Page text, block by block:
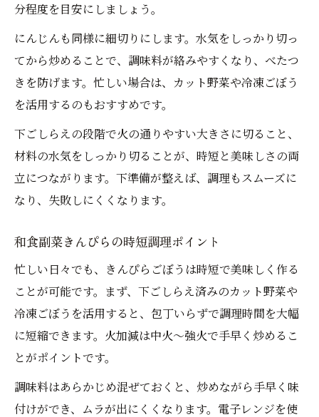
分程度を目安にしましょう。
にんじんも同様に細切りにします。水気をしっかり切っ
てから炒めることで、調味料が絡みやすくなり、べたつ
きを防げます。忙しい場合は、カット野菜や冷凍ごぼう
を活用するのもおすすめです。
下ごしらえの段階で火の通りやすい大きさに切ること、
材料の水気をしっかり切ることが、時短と美味しさの両
立につながります。下準備が整えば、調理もスムーズに
なり、失敗しにくくなります。
和食副菜きんぴらの時短調理ポイント
忙しい日々でも、きんぴらごぼうは時短で美味しく作る
ことが可能です。まず、下ごしらえ済みのカット野菜や
冷凍ごぼうを活用すると、包丁いらずで調理時間を大幅
に短縮できます。火加減は中火～強火で手早く炒めるこ
とがポイントです。
調味料はあらかじめ混ぜておくと、炒めながら手早く味
付けができ、ムラが出にくくなります。電子レンジを使